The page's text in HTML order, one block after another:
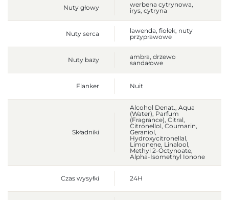
Nuty głowy
werbena cytrynowa,
irys, cytryna
Nuty serca
lawenda, fiołek, nuty
przyprawowe
Nuty bazy
ambra, drzewo
sandałowe
Flanker Nuit
Składniki
Alcohol Denat., Aqua
(Water), Parfum
(Fragrance), Citral,
Citronellol, Coumarin,
Geraniol,
Hydroxycitronellal,
Limonene, Linalool,
Methyl 2-Octynoate,
Alpha-Isomethyl Ionone
Czas wysyłki 24H